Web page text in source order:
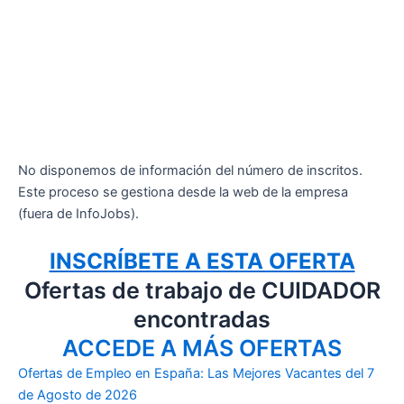
No disponemos de información del número de inscritos.
Este proceso se gestiona desde la web de la empresa
(fuera de InfoJobs).
INSCRÍBETE A ESTA OFERTA
Ofertas de trabajo de CUIDADOR
encontradas
ACCEDE A MÁS OFERTAS
Ofertas de Empleo en España: Las Mejores Vacantes del 7
de Agosto de 2026